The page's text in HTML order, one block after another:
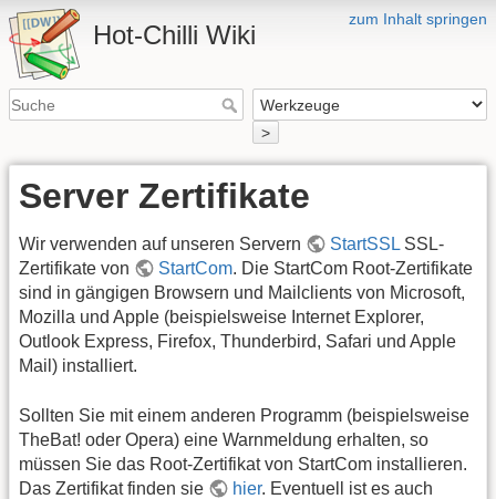
zum Inhalt springen
Hot-Chilli Wiki
>
Server Zertifikate
Wir verwenden auf unseren Servern StartSSL SSL-
Zertifikate von
StartCom. Die StartCom Root-Zertifikate
sind in gängigen Browsern und Mailclients von Microsoft,
Mozilla und Apple (beispielsweise Internet Explorer,
Outlook Express, Firefox, Thunderbird, Safari und Apple
Mail) installiert.
Sollten Sie mit einem anderen Programm (beispielsweise
TheBat! oder Opera) eine Warnmeldung erhalten, so
müssen Sie das Root-Zertifikat von StartCom installieren.
Das Zertifikat finden sie
hier. Eventuell ist es auch